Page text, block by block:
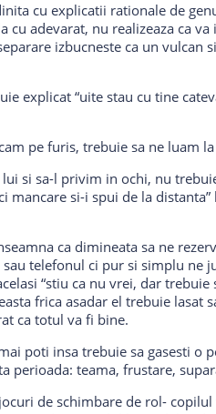
cu explicatii rationale de
adevarat, nu realizeaza ca
izbucneste ca un vulcan
explicat “uite stau cu tine
pe furis, trebuie sa ne luam
si sa-l privim in ochi, nu
si-i spui de la
ca dimineata sa ne
telefonul ci pur si simplu ne
“stiu ca nu vrei, dar
frica asadar el trebuie
ca totul va fi bine.
poti insa trebuie sa gasesti o
perioada: teama, frustare,
de schimbare de rol-